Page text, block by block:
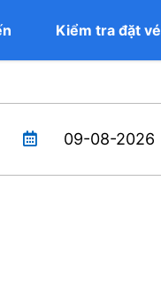
Kiểm tra đặt vé